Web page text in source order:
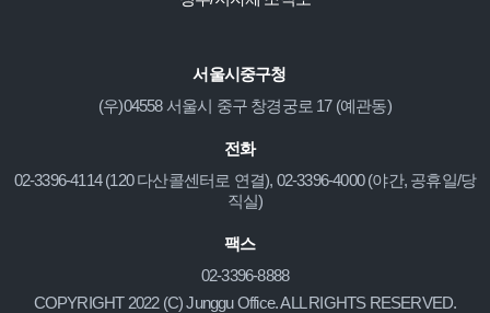
서울시중구청
(우)04558 서울시 중구 창경궁로 17 (예관동)
전화
02-3396-4114 (120 다산콜센터로 연결), 02-3396-4000 (야간, 공휴일/당
직실)
팩스
02-3396-8888
COPYRIGHT 2022 (C) Junggu Office. ALL RIGHTS RESERVED.